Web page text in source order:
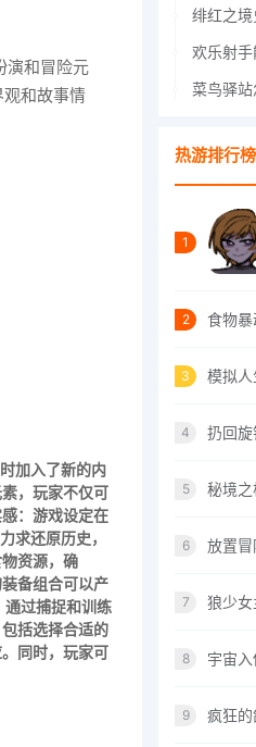
演和冒险元
和故事情
加入了新的内
，玩家不仅可
：游戏设定在
求还原历史，
资源，确
备组合可以产
通过捕捉和训练
括选择合适的
同时，玩家可
菜鸟驿
热游排行榜
1
2 食物
3 模拟
4
5 秘境之
6 放置
7 狼少
8 宇宙
9 疯狂